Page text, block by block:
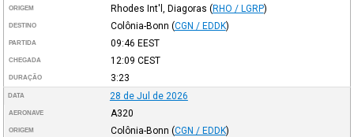
ORIGEM Rhodes Int'l, Diagoras (RHO / LGRP)
DESTINO Colônia-Bonn (CGN / EDDK)
PARTIDA 09:46 EEST
CHEGADA 12:09 CEST
DURAÇÃO 3:23
DATA 28 de Jul de 2026
AERONAVE A320
ORIGEM Colônia-Bonn (CGN / EDDK)